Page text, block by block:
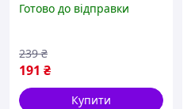
buzyna
Готово до відправки
191 ₴
239 ₴
Купити